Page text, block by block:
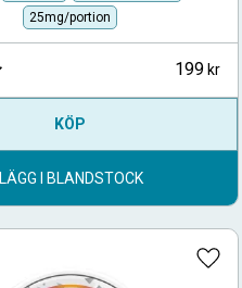
25mg/portion
199
KÖP
LÄGG I BLANDSTOCK